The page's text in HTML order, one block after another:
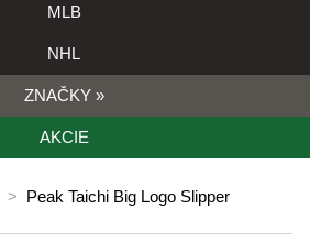
MLB
NHL
ZNAČKY »
AKCIE
> Peak Taichi Big Logo Slipper